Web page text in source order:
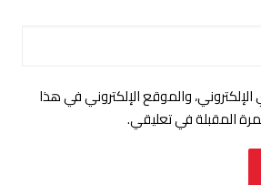
والموقع الإلكتروني في هذا
المقبلة في تعليقي.